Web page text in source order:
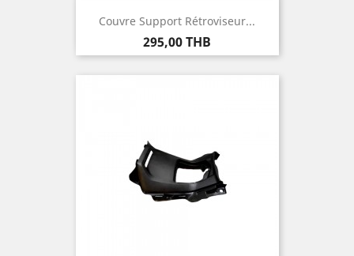
Couvre Support Rétroviseur...
Prix
295,00 THB